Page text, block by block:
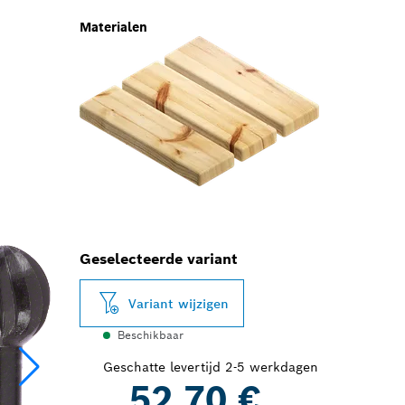
Materialen
Geselecteerde variant
Variant wijzigen
Beschikbaar
Geschatte levertijd 2-5 werkdagen